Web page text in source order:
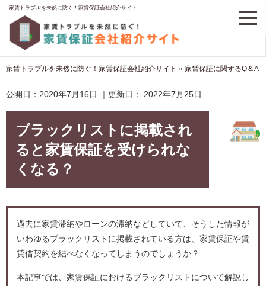
家賃トラブルを未然に防ぐ！家賃保証会社紹介サイト
家賃トラブルを未然に防ぐ！家賃保証会社紹介サイト » 家賃保証に関するQ＆A
公開日： 2020年7月16日 ｜更新日： 2022年7月25日
ブラックリストに掲載され
ると家賃保証を受けられな
くなる？
過去に家賃滞納やローンの滞納などしていて、そうした情報が
いわゆるブラックリストに掲載されている方は、家賃保証や賃
貸借契約を結べなくなってしまうのでしょうか？
本記事では、家賃保証におけるブラックリストについて解説し